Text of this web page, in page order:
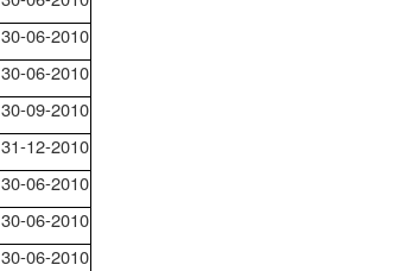
30-06-2010
30-06-2010
30-09-2010
31-12-2010
30-06-2010
30-06-2010
30-06-2010